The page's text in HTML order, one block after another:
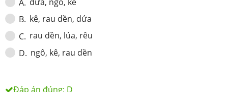
A.
B. kê, rau dền, dứa
C. rau dền, lúa, rêu
D. ngô, kê, rau dền
Đáp án đúng: D